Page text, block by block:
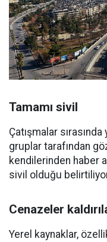
Tamamı sivil
Çatışmalar
gruplar tarafından
kendilerinden haber
sivil olduğu
Cenazeler
Yerel kaynaklar,